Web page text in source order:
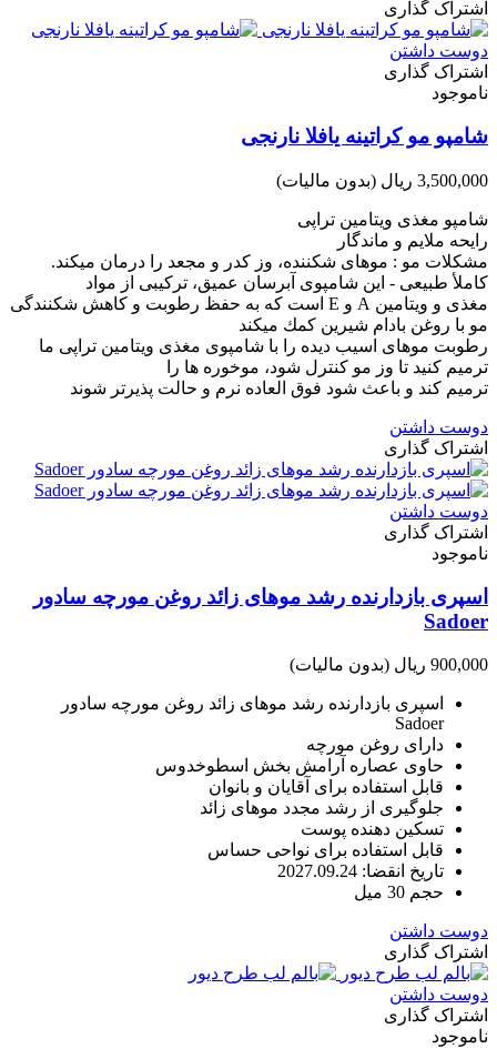
اشتراک گذاری
دوست داشتن
اشتراک گذاری
ناموجود
شامپو مو کراتینه یافلا نارنجی
3,500,000 ریال (بدون مالیات)
شامپو مغذى ويتامين تراپى
رايحه ملايم و ماندگار
مشكلات مو : موهاى شكننده، وز كدر و مجعد را درمان میکند.
كاملأ طبيعى - اين شامپوى آبرسان عميق، تركيبى از مواد
مغذى و ويتامين A و E است كه به حفظ رطوبت و كاهش شكنندگى
مو با روغن بادام شيرين كمك میكند
رطوبت موهاى اسيب ديده را با شامپوى مغذی ويتامين تراپى ما
ترميم كنيد تا وز مو كنترل شود، موخوره ها را
ترميم كند و باعث شود فوق العاده نرم و حالت پذيرتر شوند
دوست داشتن
اشتراک گذاری
دوست داشتن
اشتراک گذاری
ناموجود
اسپری بازدارنده رشد موهای زائد روغن مورچه سادور
Sadoer
900,000 ریال (بدون مالیات)
اسپری بازدارنده رشد موهای زائد روغن مورچه سادور
Sadoer
دارای روغن مورچه
حاوی عصاره آرامش بخش اسطوخدوس
قابل استفاده برای آقایان و بانوان
جلوگیری از رشد مجدد موهای زائد
تسکین دهنده پوست
قابل استفاده برای نواحی حساس
تاریخ انقضا: 2027.09.24
حجم 30 میل
دوست داشتن
اشتراک گذاری
دوست داشتن
اشتراک گذاری
ناموجود